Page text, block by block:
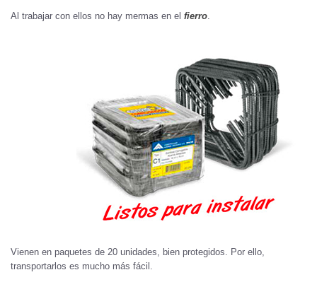
Al trabajar con ellos no hay mermas en el fierro.
Vienen en paquetes de 20 unidades, bien protegidos. Por ello,
transportarlos es mucho más fácil.